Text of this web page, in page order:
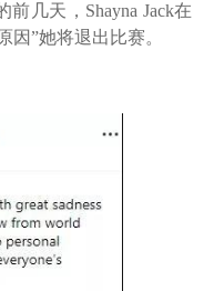
前几天， Shayna Jack在
因”她将退出比赛。